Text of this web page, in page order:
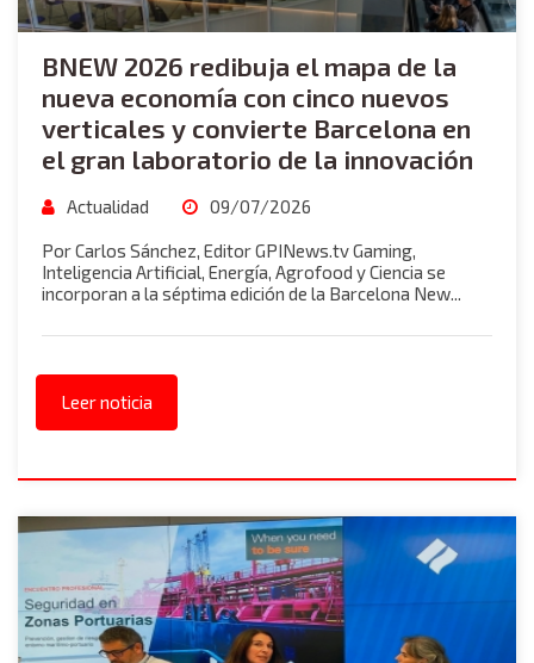
BNEW 2026 redibuja el mapa de la
nueva economía con cinco nuevos
verticales y convierte Barcelona en
el gran laboratorio de la innovación
Actualidad 09/07/2026
Por Carlos Sánchez, Editor GPINews.tv Gaming,
Inteligencia Artificial, Energía, Agrofood y Ciencia se
incorporan a la séptima edición de la Barcelona New...
Leer noticia